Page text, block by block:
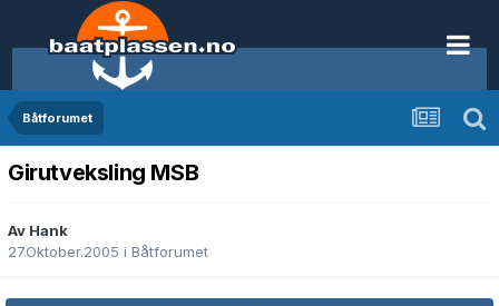
Båtforumet
Girutveksling MSB
Av Hank
27.Oktober.2005 i Båtforumet